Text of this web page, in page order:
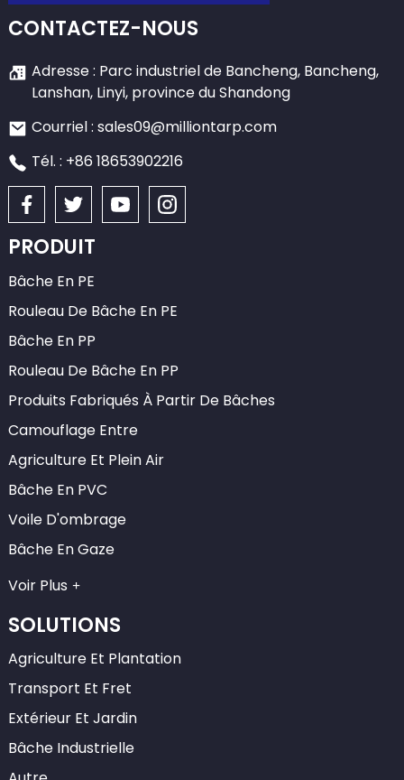
CONTACTEZ-NOUS
Adresse : Parc industriel de Bancheng, Bancheng,
Lanshan, Linyi, province du Shandong
Courriel : sales09@milliontarp.com
Tél. : +86 18653902216
PRODUIT
Bâche En PE
Rouleau De Bâche En PE
Bâche En PP
Rouleau De Bâche En PP
Produits Fabriqués À Partir De Bâches
Camouflage Entre
Agriculture Et Plein Air
Bâche En PVC
Voile D'ombrage
Bâche En Gaze
Voir Plus
SOLUTIONS
Agriculture Et Plantation
Transport Et Fret
Extérieur Et Jardin
Bâche Industrielle